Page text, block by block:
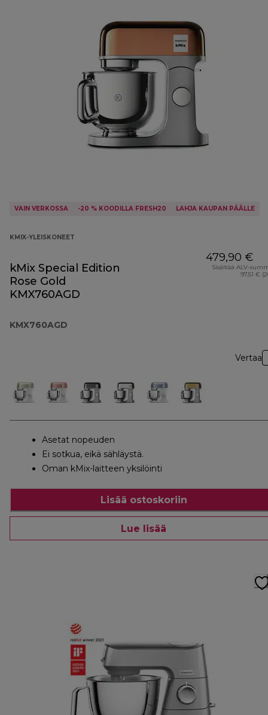
VAIN VERKOSSA -20 % KOODILLA FRESH20 LAHJA KAUPAN PÄÄLLE
KMIX-YLEISKONEET
kMix Special Edition
Rose Gold
KMX760AGD
KMX760AGD
479,90 €
Sisältää ALV-
97,51 €
Vertaa
Asetat nopeuden
Ei sotkua, eikä sähläystä.
Oman kMix-laitteen yksilöinti
Lisää ostoskoriin
Lue lisää